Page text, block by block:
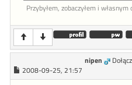
Przybyłem, zobaczyłem i
nipen
2008-09-25, 21:57